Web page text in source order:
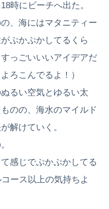
時にビーチへ出た。
、海にはマタニティー
ぷかぷかしてるくら
っごいいいアイデアだ
ろこんでるよ！）
るい空気とゆるい太
のの、海水のマイルド
解けていく。
感じでぷかぷかしてる
ース以上の気持ちよ